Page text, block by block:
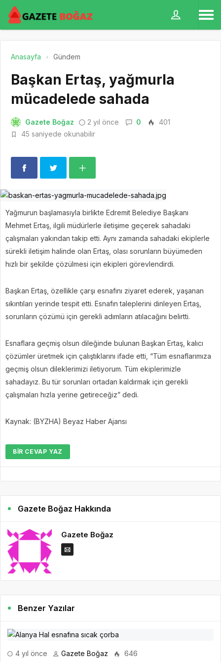
Anasayfa Gündem
Başkan Ertaş, yağmurla
mücadelede sahada
Gazete Boğaz 2 yıl önce 0
401
45 saniyede okunabilir
Yağmurun başlamasıyla birlikte Edremit Belediye Başkanı
Mehmet Ertaş, ilgili müdürlerle iletişime geçerek sahadaki
çalışmaları yakından takip etti. Aynı zamanda sahadaki ekiplerle
sürekli iletişim halinde olan Ertaş, olası sorunların büyümeden
hızlı bir şekilde çözülmesi için ekipleri görevlendirdi.
Başkan Ertaş, özellikle çarşı esnafını ziyaret ederek, yaşanan
sıkıntıları yerinde tespit etti. Esnafın taleplerini dinleyen Ertaş,
sorunların çözümü için gerekli adımların atılacağını belirtti.
Esnaflara geçmiş olsun dileğinde bulunan Başkan Ertaş, kalıcı
çözümler üretmek için çalıştıklarını ifade etti, “Tüm esnaflarımıza
geçmiş olsun dileklerimizi iletiyorum. Tüm ekiplerimizle
sahadayız. Bu tür sorunları ortadan kaldırmak için gerekli
çalışmaları hızla yerine getireceğiz” dedi.
Kaynak: (BYZHA) Beyaz Haber Ajansı
BIR CEVAP YAZ
Gazete Boğaz Hakkında
Gazete Boğaz
Benzer Yazılar
4 yıl önce Gazete Boğaz 646